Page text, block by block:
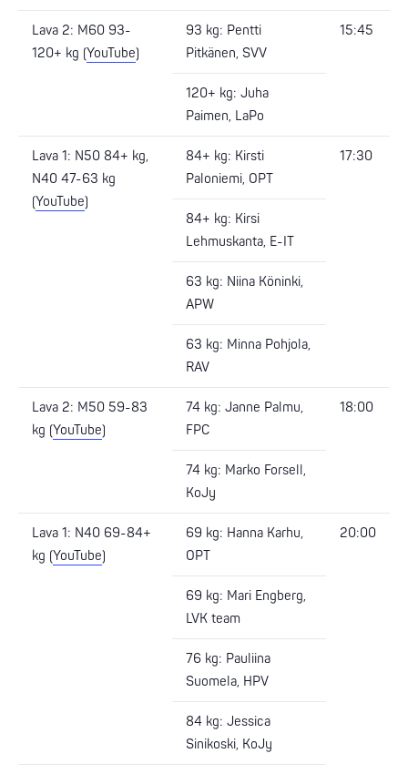
Lava 2: M60 93-
120+ kg (YouTube)
93 kg: Pentti
Pitkänen, SVV
15:45
120+ kg: Juha
Paimen, LaPo
Lava 1: N50 84+ kg,
N40 47-63 kg
(YouTube)
84+ kg: Kirsti
Paloniemi, OPT
17:30
84+ kg: Kirsi
Lehmuskanta, E-IT
63 kg: Niina Köninki,
APW
63 kg: Minna Pohjola,
RAV
Lava 2: M50 59-83
kg (YouTube)
74 kg: Janne Palmu,
FPC
18:00
74 kg: Marko Forsell,
KoJy
Lava 1: N40 69-84+
kg (YouTube)
69 kg: Hanna Karhu,
OPT
20:00
69 kg: Mari Engberg,
LVK team
76 kg: Pauliina
Suomela, HPV
84 kg: Jessica
Sinikoski, KoJy